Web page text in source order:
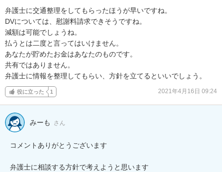
弁護士に交通整理をしてもらったほうが早いですね。
DVについては、慰謝料請求できそうですね。
減額は可能でしょうね。
払うとは二度と言ってはいけません。
あなたが貯めたお金はあなたのものです。
共有ではありません。
弁護士に情報を整理してもらい、方針を立てるといいでしょう。
役に立った 1 2021年4月16日 09:24
みーも さん
コメントありがとうございます
弁護士に相談する方針で考えようと思います